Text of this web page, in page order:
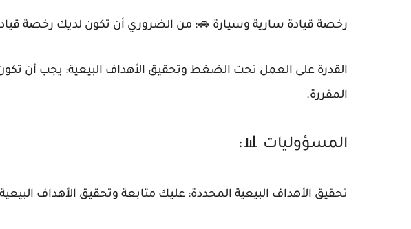
رخصة قيادة سارية وسيارة 🚗: من الضروري أن تكون لديك رخصة
القدرة على العمل تحت الضغط وتحقيق الأهداف البيعية: يجب أن تكون
المقررة.
المسؤوليات 📊:
تحقيق الأهداف البيعية المحددة: عليك متابعة وتحقيق الأهداف البيعية